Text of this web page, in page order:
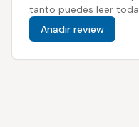
tanto puedes leer
Anadir review